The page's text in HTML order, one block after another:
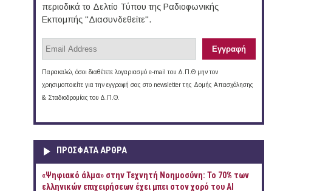
περιοδικά το Δελτίο Τύπου της Ραδιοφωνικής
Εκπομπής "Διασυνδεθείτε".
Παρακαλώ, όσοι διαθέτετε λογαριασμό e-mail του Δ.Π.Θ μην τον
χρησιμοποιείτε για την εγγραφή σας στο newsletter της Δομής Απασχόλησης
& Σταδιοδρομίας του Δ.Π.Θ.
ΠΡOΣΦΑΤΑ AΡΘΡΑ
«Ψηφιακό άλμα» στην Τεχνητή Νοημοσύνη: Το 70% των
ελληνικών επιχειρήσεων έχει μπει στον χορό του AI